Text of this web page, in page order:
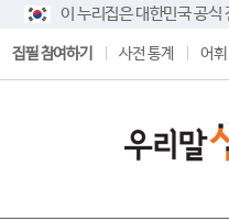
이 누리집은 대한민국 공식
집필 참여하기 사전 통계 어휘